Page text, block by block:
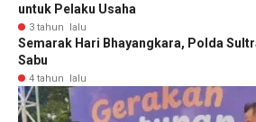
untuk Pelaku Usaha
3 tahun lalu
Semarak Hari Bhayangkara, Polda
Sabu
4 tahun lalu